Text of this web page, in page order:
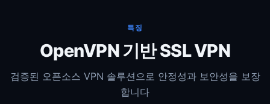
특징
OpenVPN 기반 SSL VPN
검증된 오픈소스 VPN 솔루션으로 안정성과 보안성을 보장
합니다